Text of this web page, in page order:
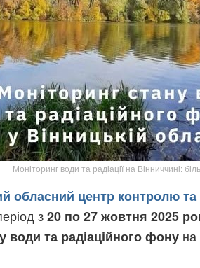
Моніторинг води та радіації на Вінниччині:
обласний центр контролю
з20 по 27 жовтня 2025
води та радіаційного фону на